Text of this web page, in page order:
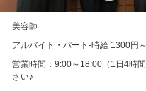
美容師
アルバイト・パート-時給 1300円～
営業時間：9:00～18:00（1日4時
さい♪